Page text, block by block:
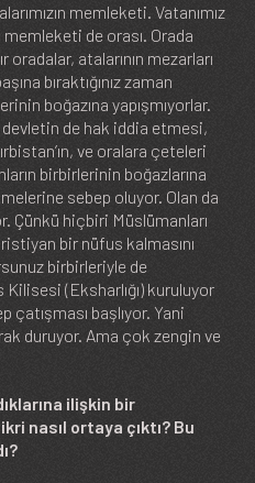
memleketi. Vatanımız
memleketi de orası. Orada
atalarının mezarları
bıraktığınız zaman
boğazına yapışmıyorlar.
de hak iddia etmesi,
ve oralara çeteleri
birbirlerinin boğazlarına
sebep oluyor. Olan da
Çünkü hiçbiri Müslümanları
bir nüfus kalmasını
birbirleriyle de
(Eksharlığı) kuruluyor
çatışması başlıyor. Yani
duruyor. Ama çok zengin ve
ilişkin bir
nasıl ortaya çıktı? Bu